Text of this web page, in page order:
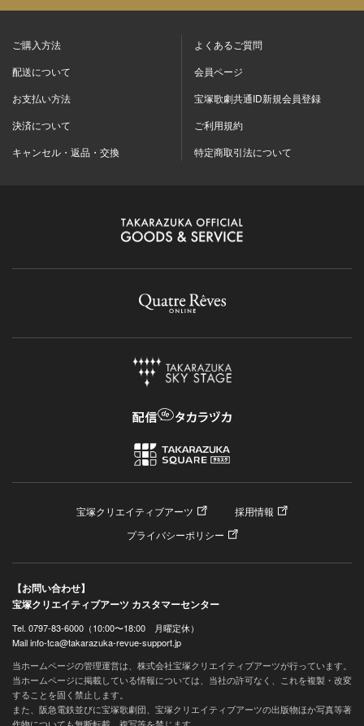
ご購入方法
配送について
お支払い方法
決済について
キャンセル・返品・交換
よくあるご質問
会員ページ
宝塚歌劇共通ID新規会員登録
ご利用規約
特定商取引法について
宝塚クリエイティブアーツ
採用情報
プライバシーポリシー
【お問い合わせ】
宝塚クリエイティブアーツ カスタマーセンター
Tel. 0797-83-6000（10:00〜18:00 月曜定休）
Mail info-tca@takarazuka-revue-support.jp
当ホームページの管理運営は、株式会社宝塚クリエイティブアーツが行っています。
当ホームページに掲載している情報については、当社の許可なく、これを複製・改変
することを固く禁止します。
また、阪急電鉄並びに宝塚歌劇団、宝塚クリエイティブアーツの出版物ほか写真等著